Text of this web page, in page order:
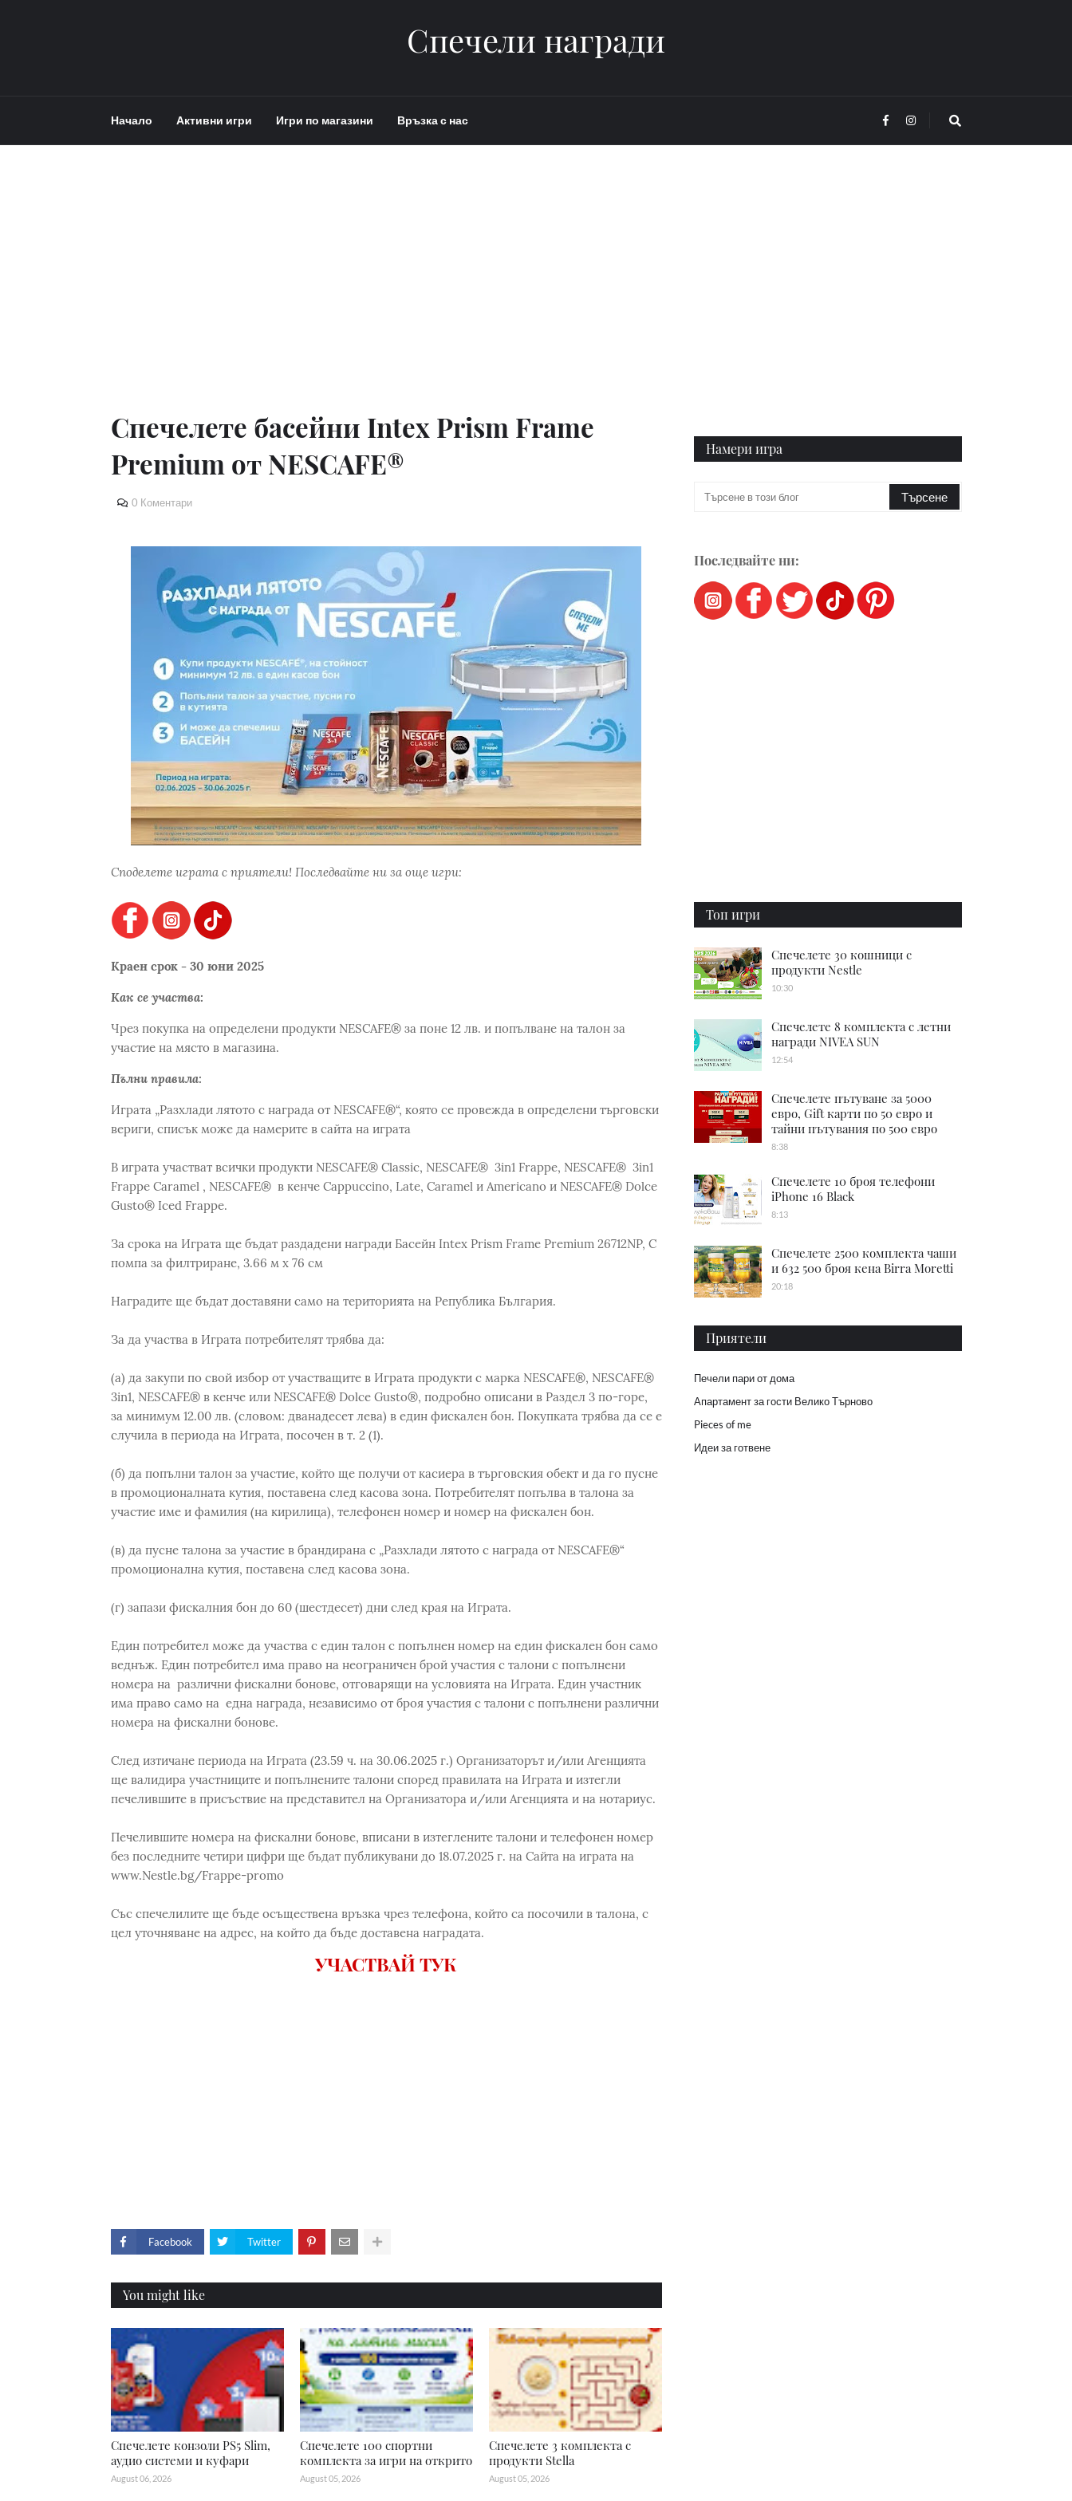
Спечели награди
Начало Активни игри Игри по магазини Връзка с нас
Спечелете басейни Intex Prism Frame
Premium от NESCAFE®
0 Коментари
Споделете играта с приятели! Последвайте ни за още игри:
Краен срок - 30 юни 2025
Как се участва:
Чрез покупка на определени продукти NESCAFE® за поне 12 лв. и попълване на талон за
участие на място в магазина.
Пълни правила:
Играта „Разхлади лятото с награда от NESCAFE®“, която се провежда в определени търговски
вериги, списък може да намерите в сайта на играта
В играта участват всички продукти NESCAFE® Classic, NESCAFE® 3in1 Frappe, NESCAFE® 3in1
Frappe Caramel , NESCAFE® в кенче Cappuccino, Late, Caramel и Americano и NESCAFE® Dolce
Gusto® Iced Frappe.
За срока на Играта ще бъдат раздадени награди Басейн Intex Prism Frame Premium 26712NP, С
помпа за филтриране, 3.66 м x 76 см
Наградите ще бъдат доставяни само на територията на Република България.
За да участва в Играта потребителят трябва да:
(а) да закупи по свой избор от участващите в Играта продукти с марка NESCAFE®, NESCAFE®
3in1, NESCAFE® в кенче или NESCAFE® Dolce Gusto®, подробно описани в Раздел 3 по-горе,
за минимум 12.00 лв. (словом: дванадесет лева) в един фискален бон. Покупката трябва да се е
случила в периода на Играта, посочен в т. 2 (1).
(б) да попълни талон за участие, който ще получи от касиера в търговския обект и да го пусне
в промоционалната кутия, поставена след касова зона. Потребителят попълва в талона за
участие име и фамилия (на кирилица), телефонен номер и номер на фискален бон.
(в) да пусне талона за участие в брандирана с „Разхлади лятото с награда от NESCAFE®“
промоционална кутия, поставена след касова зона.
(г) запази фискалния бон до 60 (шестдесет) дни след края на Играта.
Един потребител може да участва с един талон с попълнен номер на един фискален бон само
веднъж. Един потребител има право на неограничен брой участия с талони с попълнени
номера на различни фискални бонове, отговарящи на условията на Играта. Един участник
има право само на една награда, независимо от броя участия с талони с попълнени различни
номера на фискални бонове.
След изтичане периода на Играта (23.59 ч. на 30.06.2025 г.) Организаторът и/или Агенцията
ще валидира участниците и попълнените талони според правилата на Играта и изтегли
печелившите в присъствие на представител на Организатора и/или Агенцията и на нотариус.
Печелившите номера на фискални бонове, вписани в изтеглените талони и телефонен номер
без последните четири цифри ще бъдат публикувани до 18.07.2025 г. на Сайта на играта на
www.Nestle.bg/Frappe-promo
Със спечелилите ще бъде осъществена връзка чрез телефона, който са посочили в талона, с
цел уточняване на адрес, на който да бъде доставена наградата.
УЧАСТВАЙ ТУК
Facebook Twitter
You might like
Спечелете конзоли PS5 Slim,
аудио системи и куфари
August 06, 2026
Спечелете 100 спортни
комплекта за игри на открито
August 05, 2026
Спечелете 3 комплекта с
продукти Stella
August 05, 2026
Намери игра
Последвайте ни:
Топ игри
Спечелете 30 кошници с
продукти Nestle
10:30
Спечелете 8 комплекта с летни
награди NIVEA SUN
12:54
Спечелете пътуване за 5000
евро, Gift карти по 50 евро и
тайни пътувания по 500 евро
8:38
Спечелете 10 броя телефони
iPhone 16 Black
8:13
Спечелете 2500 комплекта чаши
и 632 500 броя кена Birra Moretti
20:18
Приятели
Печели пари от дома
Апартамент за гости Велико Търново
Pieces of me
Идеи за готвене